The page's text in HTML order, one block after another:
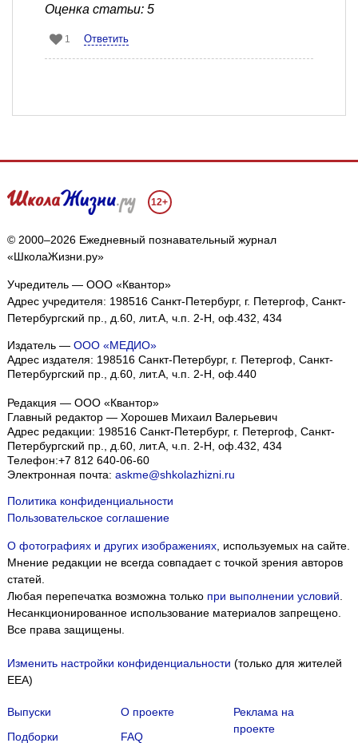
Оценка статьи: 5
1 Ответить
12+
© 2000–2026 Ежедневный познавательный журнал
«ШколаЖизни.ру»
Учредитель — ООО «Квантор»
Адрес учредителя: 198516 Санкт-Петербург, г. Петергоф, Санкт-
Петербургский пр., д.60, лит.А, ч.п. 2-Н, оф.432, 434
Издатель — ООО «МЕДИО»
Адрес издателя: 198516 Санкт-Петербург, г. Петергоф, Санкт-
Петербургский пр., д.60, лит.А, ч.п. 2-Н, оф.440
Редакция — ООО «Квантор»
Главный редактор — Хорошев Михаил Валерьевич
Адрес редакции: 198516 Санкт-Петербург, г. Петергоф, Санкт-
Петербургский пр., д.60, лит.А, ч.п. 2-Н, оф.432, 434
Телефон:+7 812 640-06-60
Электронная почта: askme@shkolazhizni.ru
Политика конфиденциальности
Пользовательское соглашение
О фотографиях и других изображениях, используемых на сайте.
Мнение редакции не всегда совпадает с точкой зрения авторов
статей.
Любая перепечатка возможна только при выполнении условий.
Несанкционированное использование материалов запрещено.
Все права защищены.
Изменить настройки конфиденциальности (только для жителей
EEA)
Выпуски
Подборки
О проекте
FAQ
Реклама на
проекте